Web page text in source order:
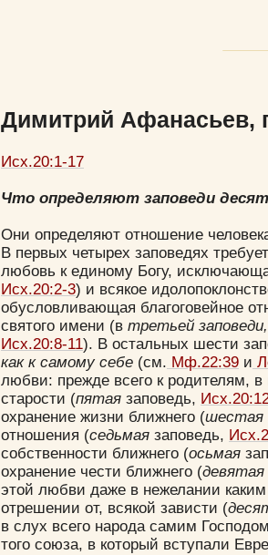
Димитрий Афанасьев,
Исх.20:1-17
Что определяют заповеди
Они определяют отношение
В первых четырех заповедях
любовь к единому Богу,
Исх.20:2-3) и всякое
обусловливающая благоговейное
святого имени (в третьей заповеди,
Исх.20:8-11). В остальных шести
как к самому себе (см. Мф.22:39 и
любви: прежде всего к родителям,
старости (пятая заповедь,
охранение жизни ближнего (шестая
отношения (седьмая заповедь,
собственности ближнего (осьмая
охранение чести ближнего (девятая
этой любви даже в нежелании
отрешении от, всякой зависти (
в слух всего народа самим
того союза, в который вступали